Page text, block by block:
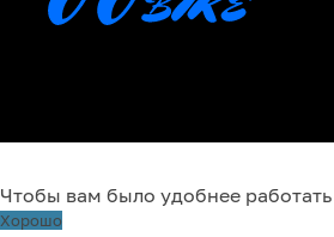
Чтобы вам было удобнее
Хорошо